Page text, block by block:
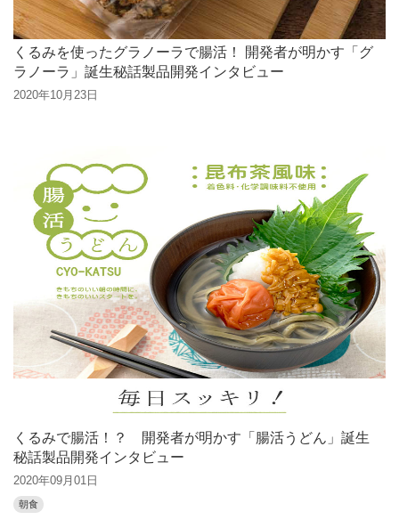
くるみを使ったグラノーラで腸活！ 開発者が明かす「グ
ラノーラ」誕生秘話製品開発インタビュー
2020年10月23日
くるみで腸活！？ 開発者が明かす「腸活うどん」誕生
秘話製品開発インタビュー
2020年09月01日
朝食